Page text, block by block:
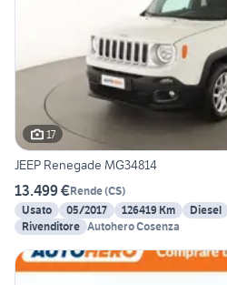
17
JEEP Renegade MG34814
13.499 €Rende(CS)
Usato
05/2017 126419 Km Diesel
Rivenditore Autohero Cosenza